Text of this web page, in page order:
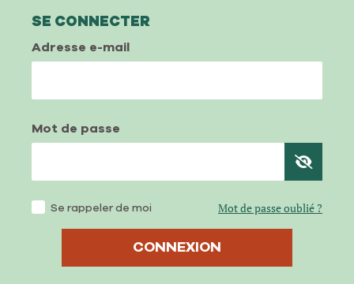
SE CONNECTER
Adresse e-mail
Mot de passe
Se rappeler de moi Mot de passe oublié ?
CONNEXION